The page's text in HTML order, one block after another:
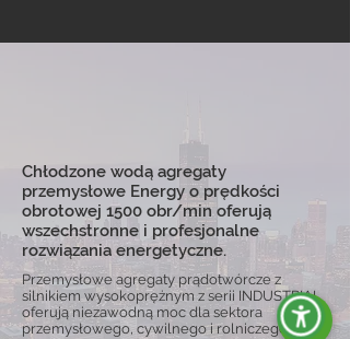
Chłodzone wodą agregaty
przemysłowe Energy o prędkości
obrotowej 1500 obr/min oferują
wszechstronne i profesjonalne
rozwiązania energetyczne.
Przemysłowe agregaty prądotwórcze z
silnikiem wysokoprężnym z serii INDUSTRIAL
oferują niezawodną moc dla sektora
przemysłowego, cywilnego i rolniczego.